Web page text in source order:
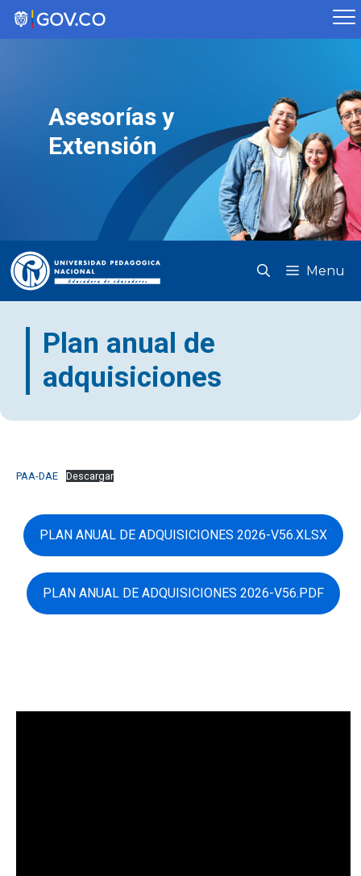
Saltar
contenido
Asesorías y
Extensión
Menu
Plan anual de
adquisiciones
PAA-DAE Descargar
PLAN ANUAL DE ADQUISICIONES 2026-V56.XLSX
PLAN ANUAL DE ADQUISICIONES 2026-V56.PDF